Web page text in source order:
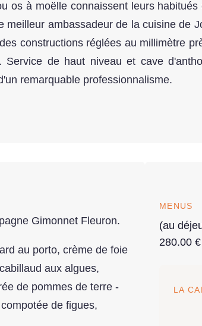
os à moëlle connaissent leurs
meilleur ambassadeur de la cuisine de
constructions réglées au millimètre
de haut niveau et cave
remarquable professionnalisme.
Gimonnet Fleuron.
au porto, crème de foie
aux algues,
de pommes de terre -
de figues,
MENUS
(au
280.00 €
LA